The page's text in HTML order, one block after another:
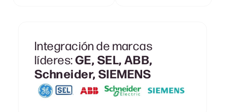
Integración de marcas
líderes: GE, SEL, ABB,
Schneider, SIEMENS